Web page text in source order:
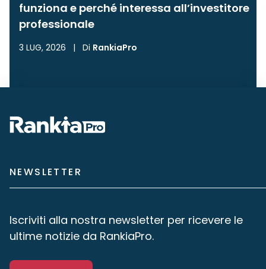
funziona e perché interessa all’investitore
professionale
3 LUG, 2026 | Di RankiaPro
NEWSLETTER
Iscriviti alla nostra newsletter per ricevere le
ultime notizie da RankiaPro.